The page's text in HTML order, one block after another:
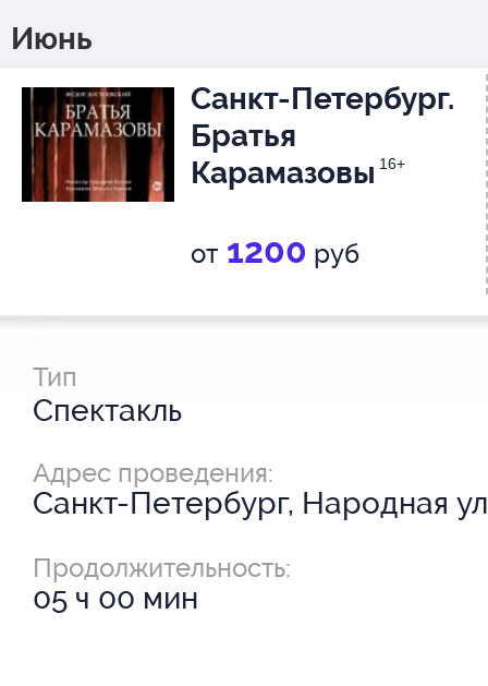
Июнь
Санкт-Петербург.
Братья
Карамазовы 16+
от 1200 руб
Тип
Спектакль
Адрес проведения:
Санкт-Петербург, Народная
Продолжительность:
05 ч 00 мин